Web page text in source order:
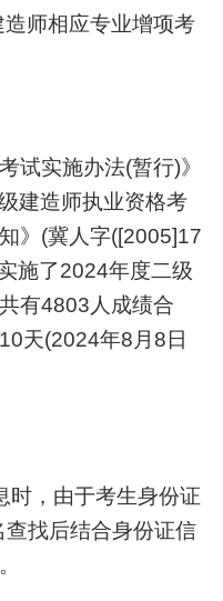
造师相应专业增项考
试实施办法(暂行)》
建造师执业资格考
》(冀人字([2005]17
施了2024年度二级
有4803人成绩合
天(2024年8月8日
时，由于考生身份证
找后结合身份证信